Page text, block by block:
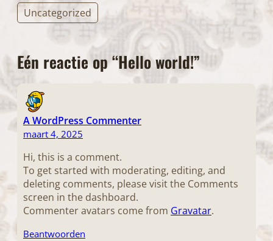
Uncategorized
Eén reactie op “Hello world!”
A WordPress Commenter
maart 4, 2025
Hi, this is a comment.
To get started with moderating, editing, and
deleting comments, please visit the Comments
screen in the dashboard.
Commenter avatars come from Gravatar.
Beantwoorden